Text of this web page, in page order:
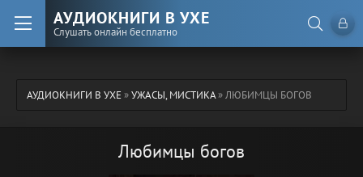
АУДИОКНИГИ В УХЕ
Слушать онлайн бесплатно
АУДИОКНИГИ В УХЕ»УЖАСЫ, МИСТИКА» ЛЮБИМЦЫ БОГОВ
Любимцы богов